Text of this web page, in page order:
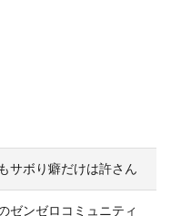
サボり癖だけは許さん
ゼンゼロコミュニティ